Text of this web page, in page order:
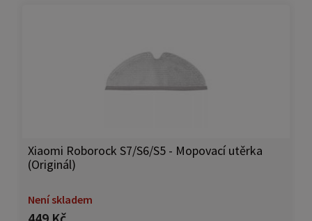
Xiaomi Roborock S7/S6/S5 - Mopovací utěrka
(Originál)
Není skladem